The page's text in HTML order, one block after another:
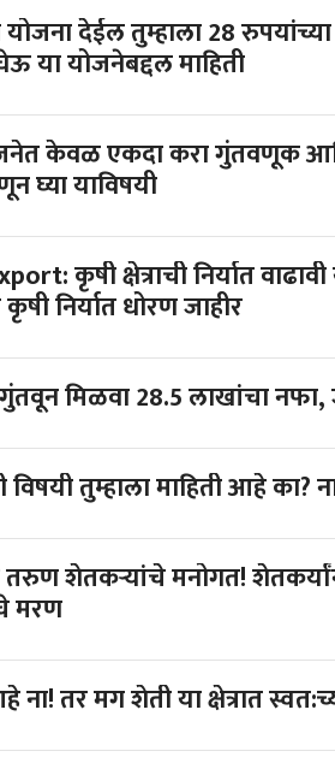
देईल तुम्हाला 28
या योजनेबद्दल माहिती
केवळ एकदा करा गुंतवणूक
घ्या याविषयी
कृषी क्षेत्राची निर्यात
निर्यात धोरण जाहीर
मिळवा 28.5 लाखांचा
गृह
तरुण शेतकऱ्यांचे मनोगत!
मरण